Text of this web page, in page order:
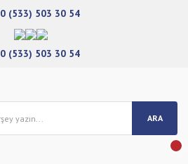
0 (533) 503 30 54
0 (533) 503 30 54
ARA